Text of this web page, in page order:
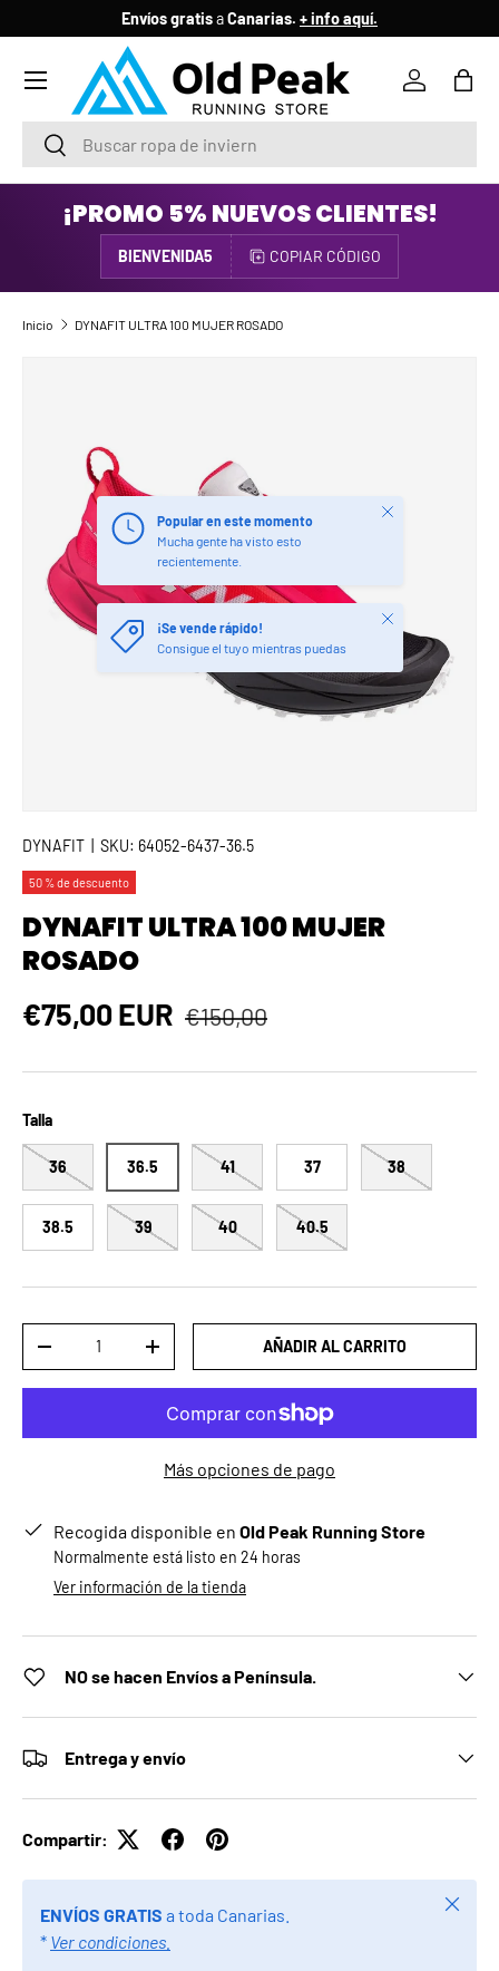
IR AL CONTENIDO
Envíos gratisaCanarias. + info aquí.
BuscarBuscar
Iniciar
Menú
¡PROMO 5% NUEVOS CLIENTES!
BIENVENIDA5 COPIAR CÓDIGO
Inicio DYNAFIT ULTRA 100 MUJER ROSADO
Popular en este momento
Mucha gente ha visto esto
recientemente.
Cerrar
¡Se vende rápido!
Consigue el tuyo mientras puedas
Cerrar
DYNAFIT SKU: 64052-6437-36.5
50 % de descuento
DYNAFIT ULTRA 100 MUJER
ROSADO
Precio de venta
€75,00 EUR Precio normal
€150,00
Talla
36 36.5 41 37 38
38.5 39 40 40.5
DISMINUIR CANTIDADAUMENTAR LA CANTIDADAÑADIR AL CARRITO
Más opciones de pago
Recogida disponible en Old Peak Running Store
Normalmente está listo en 24 horas
Ver información de la tienda
NO se hacen Envíos a Península.
Entrega y envío
Compartir:
ENVÍOS GRATIS a toda Canarias.
* Ver condiciones.
Cerrar